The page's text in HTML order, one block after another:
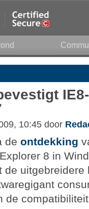
10:45 door
de ontdekking
8 in
de